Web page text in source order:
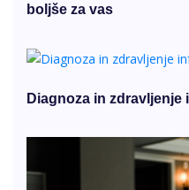
boljše za vas
Diagnoza in